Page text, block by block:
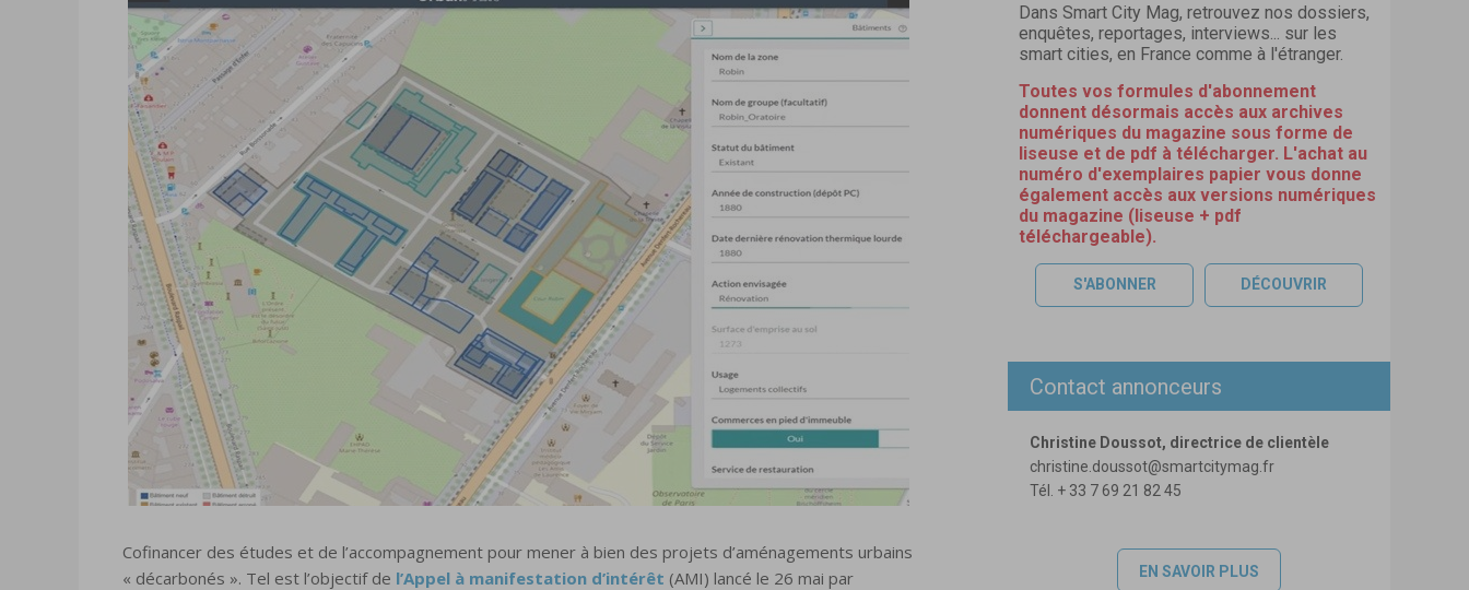
Cofinancer des études et de l’accompagnement pour mener à bien des projets d’aménagements urbains
« décarbonés ». Tel est l’objectif de l’Appel à manifestation d’intérêt (AMI) lancé le 26 mai par
Dans Smart City Mag, retrouvez nos dossiers,
enquêtes, reportages, interviews... sur les
smart cities, en France comme à l'étranger.
Toutes vos formules d'abonnement
donnent désormais accès aux archives
numériques du magazine sous forme de
liseuse et de pdf à télécharger. L'achat au
numéro d'exemplaires papier vous donne
également accès aux versions numériques
du magazine (liseuse + pdf
téléchargeable).
S'ABONNER DÉCOUVRIR
Contact annonceurs
Christine Doussot, directrice de clientèle
christine.doussot@smartcitymag.fr
Tél. + 33 7 69 21 82 45
EN SAVOIR PLUS